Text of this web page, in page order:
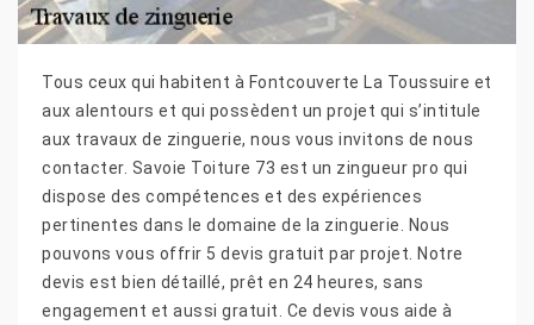
Tous ceux qui habitent à Fontcouverte La Toussuire et
aux alentours et qui possèdent un projet qui s’intitule
aux travaux de zinguerie, nous vous invitons de nous
contacter. Savoie Toiture 73 est un zingueur pro qui
dispose des compétences et des expériences
pertinentes dans le domaine de la zinguerie. Nous
pouvons vous offrir 5 devis gratuit par projet. Notre
devis est bien détaillé, prêt en 24 heures, sans
engagement et aussi gratuit. Ce devis vous aide à